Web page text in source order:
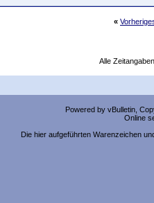
«
Alle
Powered by vBulletin,
Online
Die hier aufgeführten Warenzeichen